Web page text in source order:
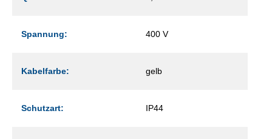
Spannung: 400 V
Kabelfarbe: gelb
Schutzart: IP44